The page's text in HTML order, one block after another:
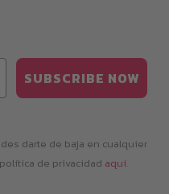
SUBSCRIBE NOW
darte de baja en cualquier
de privacidad aquí.